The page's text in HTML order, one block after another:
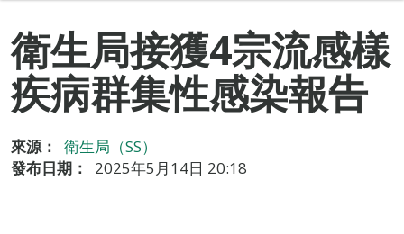
衛生局接獲4宗流感樣
疾病群集性感染報告
來源：
衛生局（SS）
發布日期：
2025年5月14日 20:18